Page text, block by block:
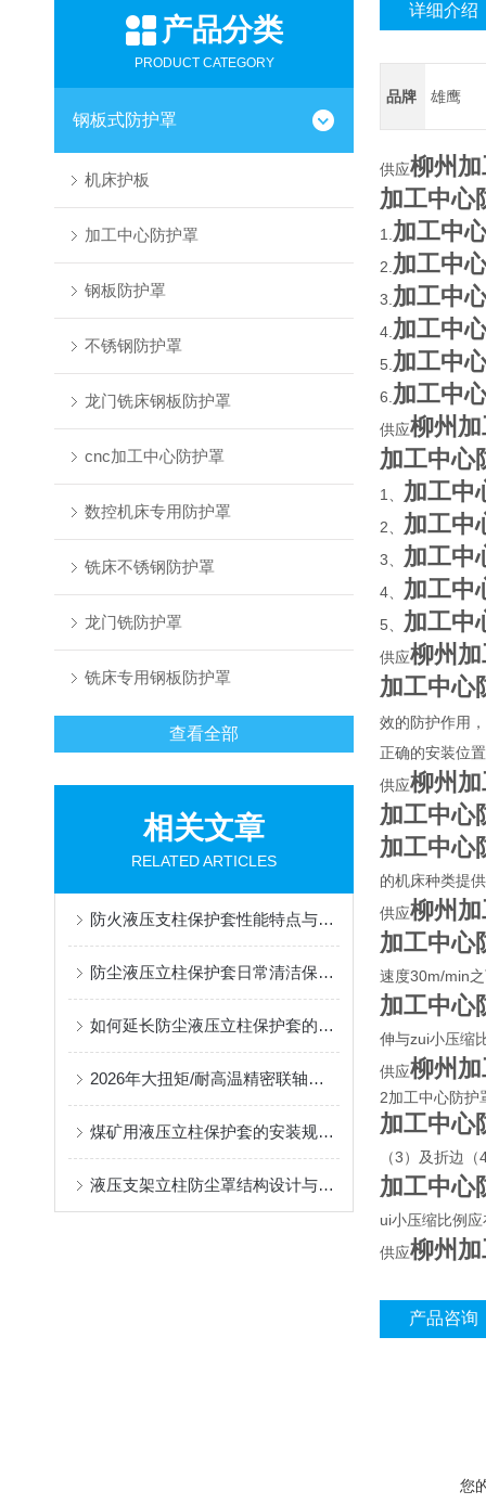
产品分类
PRODUCT CATEGORY
钢板式防护罩
机床护板
加工中心防护罩
钢板防护罩
不锈钢防护罩
龙门铣床钢板防护罩
cnc加工中心防护罩
数控机床专用防护罩
铣床不锈钢防护罩
龙门铣防护罩
铣床专用钢板防护罩
查看全部
相关文章
RELATED ARTICLES
防火液压支柱保护套性能特点与阻燃防护应用
防尘液压立柱保护套日常清洁保养与更换规范
如何延长防尘液压立柱保护套的使用寿命？
2026年大扭矩/耐高温精密联轴器定制找哪家？能实现精准定制的优质厂家盘点
煤矿用液压立柱保护套的安装规范与使用寿命提升方案
液压支架立柱防尘罩结构设计与密封防护原理
详细介绍
品牌 雄鹰
供应柳州
加工中心
1. 加工中
2. 加工中
3. 加工中
4. 加工中
5. 加工中
6. 加工中
供应柳州
加工中心
1、 加工中
2、 加工中
3、 加工中
4、 加工中
5、 加工中
供应柳州
加工中心
效的防护作用
正确的安装位
供应柳州
加工中心
加工中心
的机床种类提
供应柳州
加工中心
速度30m/min
加工中心
伸与zui小压缩
供应柳州
2加工中心防护
加工中心
（3）及折边
加工中心
ui小压缩比例
供应柳州
产品咨询
您